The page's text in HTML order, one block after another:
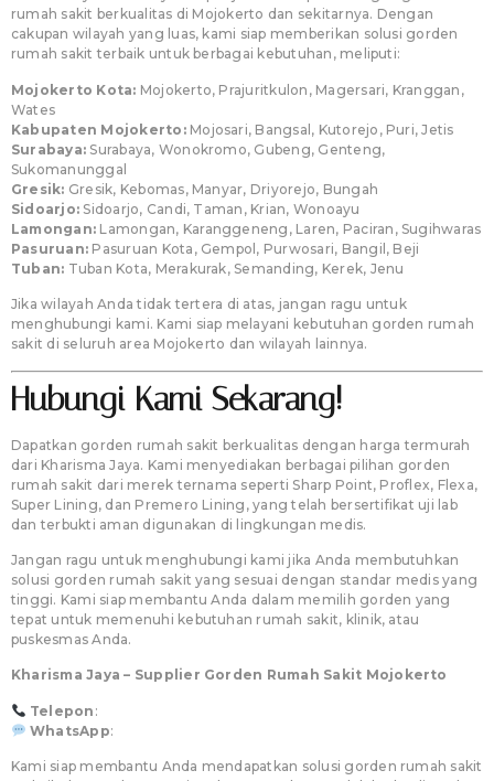
rumah sakit berkualitas di Mojokerto dan sekitarnya. Dengan
cakupan wilayah yang luas, kami siap memberikan solusi gorden
rumah sakit terbaik untuk berbagai kebutuhan, meliputi:
Mojokerto Kota: Mojokerto, Prajuritkulon, Magersari, Kranggan,
Wates
Kabupaten Mojokerto:Mojosari, Bangsal, Kutorejo, Puri, Jetis
Surabaya: Surabaya, Wonokromo, Gubeng, Genteng,
Sukomanunggal
Gresik: Gresik, Kebomas, Manyar, Driyorejo, Bungah
Sidoarjo: Sidoarjo, Candi, Taman, Krian, Wonoayu
Lamongan: Lamongan, Karanggeneng, Laren, Paciran, Sugihwaras
Pasuruan: Pasuruan Kota, Gempol, Purwosari, Bangil, Beji
Tuban: Tuban Kota, Merakurak, Semanding, Kerek, Jenu
Jika wilayah Anda tidak tertera di atas, jangan ragu untuk
menghubungi kami. Kami siap melayani kebutuhan gorden rumah
sakit di seluruh area Mojokerto dan wilayah lainnya.
Hubungi Kami Sekarang!
Dapatkan gorden rumah sakit berkualitas dengan harga termurah
dari Kharisma Jaya. Kami menyediakan berbagai pilihan gorden
rumah sakit dari merek ternama seperti Sharp Point, Proflex, Flexa,
Super Lining, dan Premero Lining, yang telah bersertifikat uji lab
dan terbukti aman digunakan di lingkungan medis.
Jangan ragu untuk menghubungi kami jika Anda membutuhkan
solusi gorden rumah sakit yang sesuai dengan standar medis yang
tinggi. Kami siap membantu Anda dalam memilih gorden yang
tepat untuk memenuhi kebutuhan rumah sakit, klinik, atau
puskesmas Anda.
Kharisma Jaya – Supplier Gorden Rumah Sakit Mojokerto
Telepon :
WhatsApp:
Kami siap membantu Anda mendapatkan solusi gorden rumah sakit